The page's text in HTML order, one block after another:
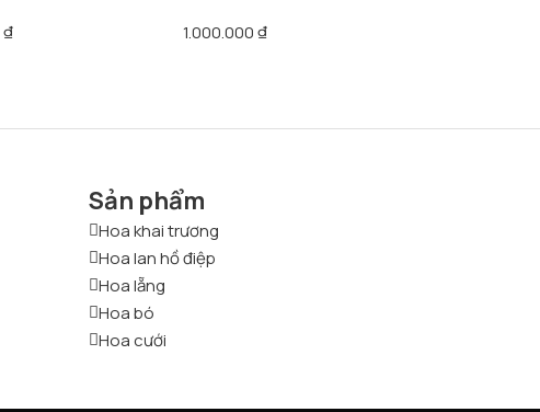
₫ 1.000.000₫
Sản phẩm
Hoa khai trương
Hoa lan hồ điệp
Hoa lẵng
Hoa bó
Hoa cưới